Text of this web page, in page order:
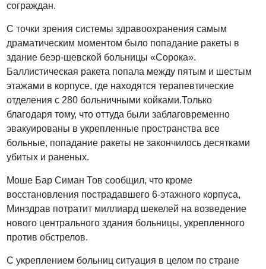
сограждан.
С точки зрения системы здравоохранения самым
драматическим моментом было попадание ракеты в
здание беэр-шевской больницы «Сорока».
Баллистическая ракета попала между пятым и шестым
этажами в корпусе, где находятся терапевтические
отделения с 280 больничными койками.Только
благодаря тому, что оттуда были заблаговременно
эвакуированы в укрепленные пространства все
больные, попадание ракеты не закончилось десятками
убитых и раненых.
Моше Бар Симан Тов сообщил, что кроме
восстановления пострадавшего 6-этажного корпуса,
Минздрав потратит миллиард шекелей на возведение
нового центрального здания больницы, укрепленного
против обстрелов.
С укреплением больниц ситуация в целом по стране